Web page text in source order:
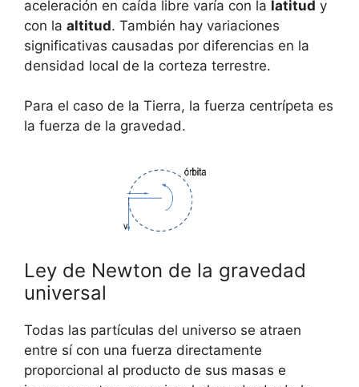
aceleración en caída libre varía con la latitud y
con la altitud. También hay variaciones
significativas causadas por diferencias en la
densidad local de la corteza terrestre.
Para el caso de la Tierra, la fuerza centrípeta es
la fuerza de la gravedad.
Ley de Newton de la gravedad
universal
Todas las partículas del universo se atraen
entre sí con una fuerza directamente
proporcional al producto de sus masas e